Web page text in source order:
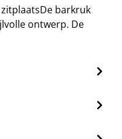
barkruk
ontwerp. De